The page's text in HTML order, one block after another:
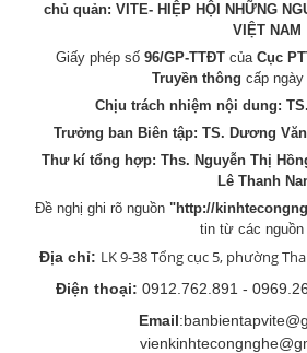
chủ quản: VITE- HIỆP HỘI NHỮNG
VIỆT NAM
Giấy phép số 96/GP-TTĐT của Cục
Truyền thông cấp ngày
Chịu trách nhiệm nội dung:
Trưởng ban Biên tập: TS. Dương
Thư kí tổng hợp: Ths. Nguyễn Thị
Lê Thanh
Đề nghị ghi rõ nguồn "http://
tin từ các nguồn
Địa chỉ: LK 9-38 Tổng cục 5, phường
Điện thoại: 0912.762.891 -
Email